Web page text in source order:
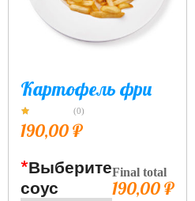
Картофель фри
(0)
190,00₽
*Выберите
соус
Final total
190,00₽